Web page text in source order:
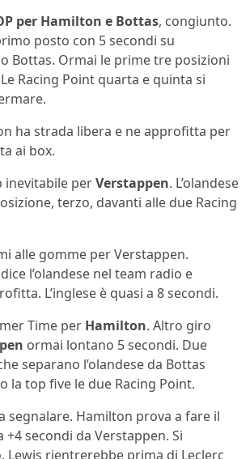
per Hamilton e Bottas, congiunto.
posto con 5 secondi su
Bottas. Ormai le prime tre posizioni
Racing Point quarta e quinta si
ha strada libera e ne approfitta per
ai box.
inevitabile perVerstappen. L’olandese
terzo, davanti alle due Racing
alle gomme per Verstappen.
l’olandese nel team radio e
L’inglese è quasi a 8 secondi.
Time per Hamilton. Altro giro
ormai lontano 5 secondi. Due
separano l’olandese da Bottas
la top five le due Racing Point.
segnalare. Hamilton prova a fare il
secondi da Verstappen. Si
Lewis rientrerebbe prima di Leclerc